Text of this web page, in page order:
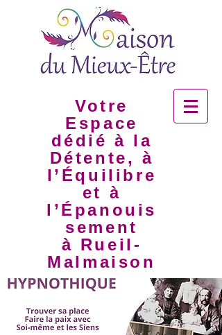
Votre
Espace
dédié à la
Détente, à
l’Équilibre
et à
l’Épanouis
sement
à Rueil-
Malmaison